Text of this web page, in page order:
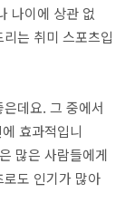
나이에 상관 없
는 취미 스포츠입
데요. 그 중에서
효과적입니
많은 사람들에게
도 인기가 많아